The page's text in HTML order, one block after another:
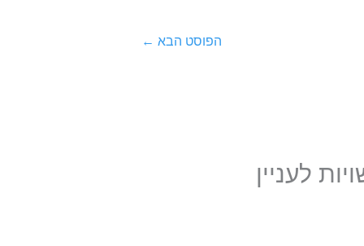
הפוסט הבא ←
לעניין